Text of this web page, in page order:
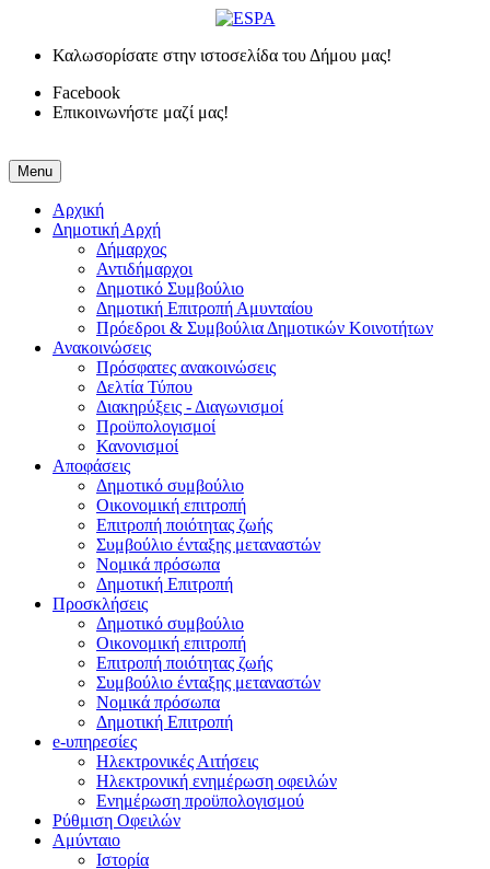
Καλωσορίσατε στην ιστοσελίδα του Δήμου μας!
Facebook
Επικοινωνήστε μαζί μας!
Menu
Αρχική
Δημοτική Αρχή
Δήμαρχος
Αντιδήμαρχοι
Δημοτικό Συμβούλιο
Δημοτική Επιτροπή Αμυνταίου
Πρόεδροι & Συμβούλια Δημοτικών Κοινοτήτων
Ανακοινώσεις
Πρόσφατες ανακοινώσεις
Δελτία Τύπου
Διακηρύξεις - Διαγωνισμοί
Προϋπολογισμοί
Κανονισμοί
Αποφάσεις
Δημοτικό συμβούλιο
Οικονομική επιτροπή
Επιτροπή ποιότητας ζωής
Συμβούλιο ένταξης μεταναστών
Νομικά πρόσωπα
Δημοτική Επιτροπή
Προσκλήσεις
Δημοτικό συμβούλιο
Οικονομική επιτροπή
Επιτροπή ποιότητας ζωής
Συμβούλιο ένταξης μεταναστών
Νομικά πρόσωπα
Δημοτική Επιτροπή
e-υπηρεσίες
Ηλεκτρονικές Αιτήσεις
Ηλεκτρονική ενημέρωση οφειλών
Ενημέρωση προϋπολογισμού
Ρύθμιση Οφειλών
Αμύνταιο
Ιστορία